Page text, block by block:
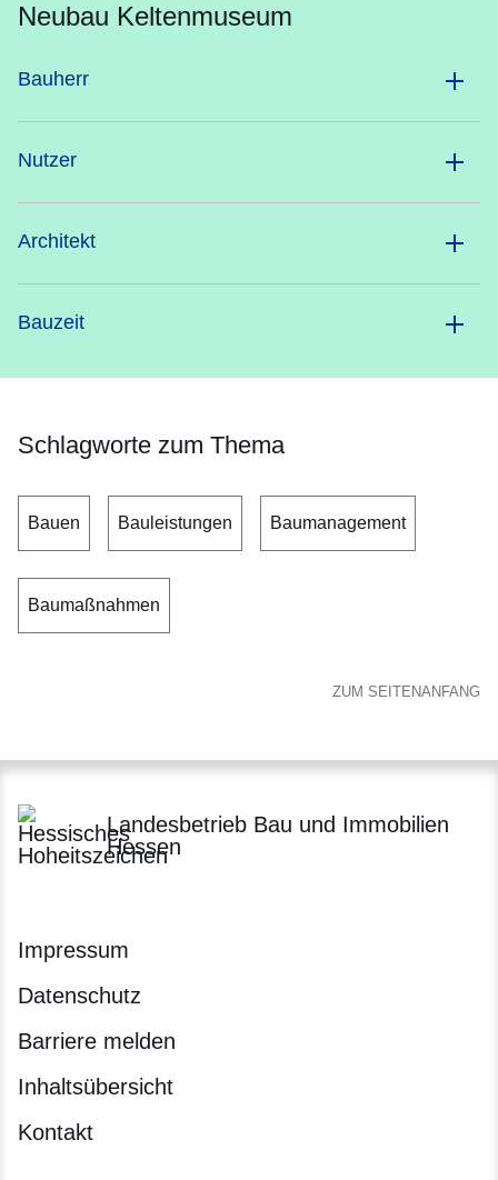
Neubau Keltenmuseum
Bauherr
Nutzer
Architekt
Bauzeit
Schlagworte zum Thema
Bauen Bauleistungen Baumanagement
Baumaßnahmen
ZUM SEITENANFANG
Landesbetrieb Bau und Immobilien
Hessen
Impressum
Datenschutz
Barriere melden
Inhaltsübersicht
Kontakt